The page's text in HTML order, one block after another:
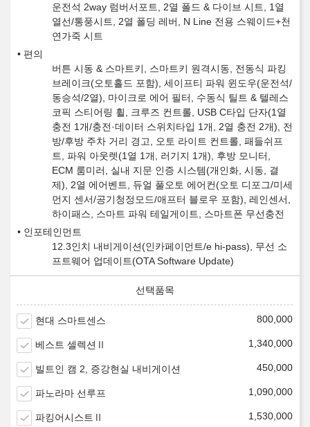
운전석 2way 럼버서포트, 2열 폴드 & 다이브 시트, 1열
열선/통풍시트, 2열 폴딩 레버, N Line 전용 스웨이드+천
연가죽 시트
편의
버튼 시동 & 스마트키, 스마트키 원격시동, 전동식 파킹
브레이크(오토홀드 포함), 세이프티 파워 윈도우(운전석/
동승석/2열), 마이크로 에어 필터, 수동식 틸트 & 텔레스
코픽 스티어링 휠, 크루즈 컨트롤, USB C타입 단자(1열
충전 1개/충전·데이터 스위치타입 1개, 2열 충전 2개), 전
방/후방 주차 거리 경고, 오토 라이트 컨트롤, 패들쉬프
트, 파워 아웃렛(1열 1개, 러기지 1개), 후방 모니터,
ECM 룸미러, 실내 지문 인증 시스템(개인화, 시동, 결
제), 2열 에어벤트, 듀얼 풀오토 에어컨(오토 디포그/미세
먼지 센서/공기청정모드/애프터 블로우 포함), 레인센서,
하이패스, 스마트 파워 테일게이트, 스마트폰 무선충전
인포테인먼트
12.3인치 내비게이션(인카페이먼트/e hi-pass), 무선 소
프트웨어 업데이트(OTA Software Update)
현대 스마트센스 800,000
베스트 셀렉션Ⅱ 1,340,000
빌트인 캠 2, 증강현실 내비게이션 450,000
파노라마 선루프 1,090,000
파킹어시스트Ⅱ 1,530,000